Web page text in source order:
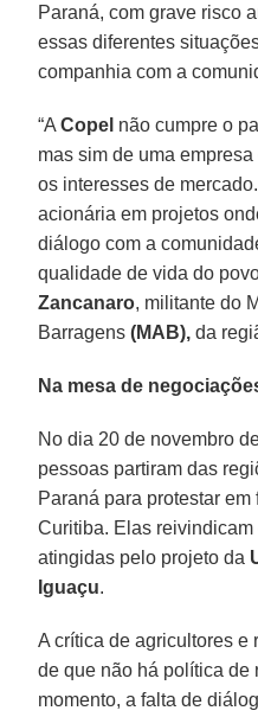
Paraná, com grave risco
essas diferentes
companhia com a
“ACopel não cumpre o
mas sim de uma
os interesses de
acionária em projetos
diálogo com a
qualidade de vida do
Zancanaro, militante do
Barragens(MAB), da
Na mesa de
No dia 20 de novembro
pessoas partiram das
Paraná para protestar
Curitiba. Elas
atingidas pelo projeto da
Iguaçu.
A crítica de agricultores e
de que não há política de
momento, a falta de